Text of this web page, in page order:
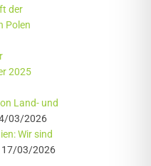
der
Polen
2025
Land- und
03/2026
Wir sind
17/03/2026